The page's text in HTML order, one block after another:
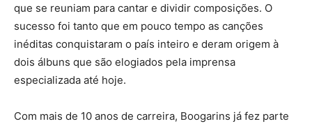
que se reuniam para cantar e dividir composições. O
sucesso foi tanto que em pouco tempo as canções
inéditas conquistaram o país inteiro e deram origem à
dois álbuns que são elogiados pela imprensa
especializada até hoje.
Com mais de 10 anos de carreira, Boogarins já fez parte